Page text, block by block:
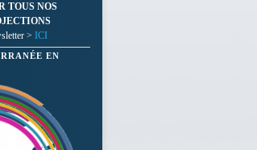
TOUS NOS
> ICI
EN